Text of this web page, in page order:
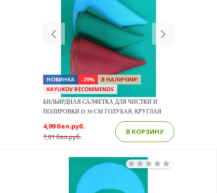
Previous
НОВИНКА -29%
В НАЛИЧИИ!
KAYUKOV RECOMMENDS
БИЛЬЯРДНАЯ САЛФЕТКА ДЛЯ ЧИСТКИ И
ПОЛИРОВКИ D 30 СМ ГОЛУБАЯ, КРУГЛАЯ
7,01 бел.руб.
4,99 бел.руб.
В КОРЗИНУ